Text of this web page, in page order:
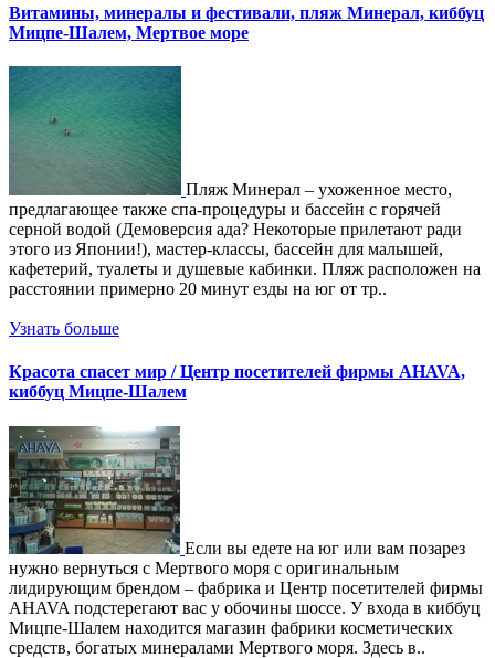
Витамины, минералы и фестивали, пляж Минерал, киббуц
Мицпе-Шалем, Мертвое море
Пляж Минерал – ухоженное место,
предлагающее также спа-процедуры и бассейн с горячей
серной водой (Демоверсия ада? Некоторые прилетают ради
этого из Японии!), мастер-классы, бассейн для малышей,
кафетерий, туалеты и душевые кабинки. Пляж расположен на
расстоянии примерно 20 минут езды на юг от тр..
Узнать больше
Красота спасет мир / Центр посетителей фирмы AНAVA,
киббуц Мицпе-Шалем
Если вы едете на юг или вам позарез
нужно вернуться с Мертвого моря с оригинальным
лидирующим брендом – фабрика и Центр посетителей фирмы
AHAVA подстерегают вас у обочины шоссе. У входа в киббуц
Мицпе-Шалем находится магазин фабрики косметических
средств, богатых минералами Мертвого моря. Здесь в..